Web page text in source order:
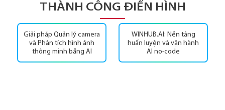
THÀNH CÔNG ĐIỂN HÌNH
Giải pháp Quản lý camera
và Phân tích hình ảnh
thông minh bằng AI
WINHUB.AI: Nền tảng
huấn luyện và vận hành
AI no-code
TRI THỨC
CƠ HỘI NGHỀ NGHIỆP